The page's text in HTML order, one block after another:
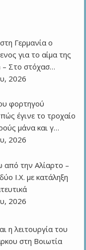
Γερμανία ο
για το αίμα της
– Στο στόχασ…
2026
φορτηγού
έγινε το τροχαίο
μάνα και γ…
2026
από την Αλίαρτο –
Ι.Χ. με κατάληξη
2026
η λειτουργία του
στη Βοιωτία